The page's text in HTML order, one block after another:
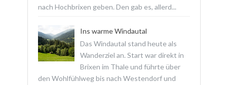
nach Hochbrixen geben. Den gab es, allerd...
Ins warme Windautal
Das Windautal stand heute als
Wanderziel an. Start war direkt in
Brixen im Thale und führte über
den Wohlfühlweg bis nach Westendorf und